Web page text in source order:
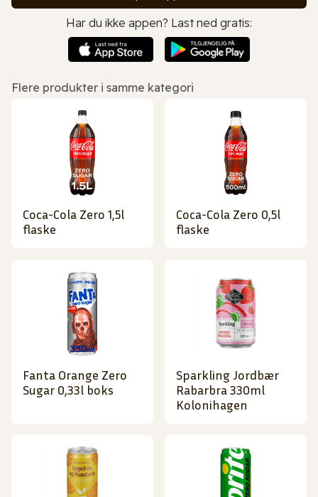
Har du ikke appen? Last ned gratis:
Flere produkter i samme kategori
Coca-Cola Zero 1,5l
flaske
Coca-Cola Zero 0,5l
flaske
Fanta Orange Zero
Sugar 0,33l boks
Sparkling Jordbær
Rabarbra 330ml
Kolonihagen